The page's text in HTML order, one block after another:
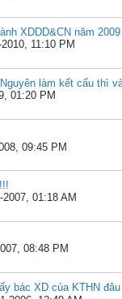
XDDD&CN năm 2009
11:10 PM
làm kết cấu thì
01:20 PM
09:45 PM
2007, 01:18 AM
08:48 PM
bác XD của KTHN